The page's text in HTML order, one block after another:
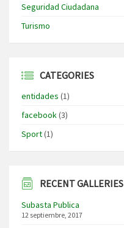
Seguridad Ciudadana
Turismo
CATEGORIES
entidades (1)
facebook(3)
Sport(1)
RECENT GALLERIES
Subasta Publica
12 septiembre, 2017